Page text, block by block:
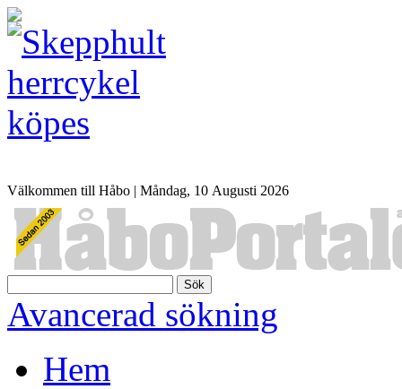
Välkommen till Håbo | Måndag, 10 Αugusti 2026
Sök
Avancerad sökning
Hem